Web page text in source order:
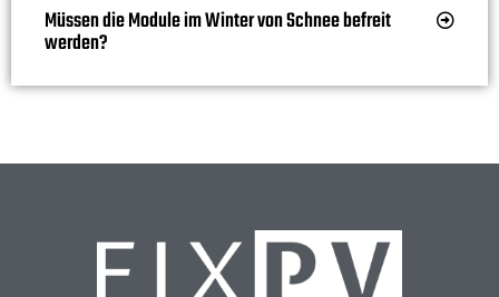
Müssen die Module im Winter von Schnee befreit
werden?